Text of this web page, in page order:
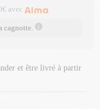
avec
cagnotte.
et être livré à partir